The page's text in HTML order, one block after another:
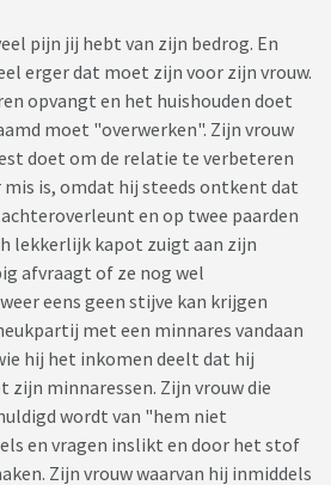
pijn jij hebt van zijn bedrog. En
erger dat moet zijn voor zijn vrouw.
opvangt en het huishouden doet
moet "overwerken". Zijn vrouw
doet om de relatie te verbeteren
is, omdat hij steeds ontkent dat
en op twee paarden
lekkerlijk kapot zuigt aan zijn
afvraagt of ze nog wel
eens geen stijve kan krijgen
met een minnares vandaan
hij het inkomen deelt dat hij
zijn minnaressen. Zijn vrouw die
wordt van "hem niet
en vragen inslikt en door het stof
Zijn vrouw waarvan hij inmiddels